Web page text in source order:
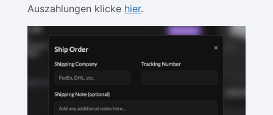
Auszahlungen klicke hier.